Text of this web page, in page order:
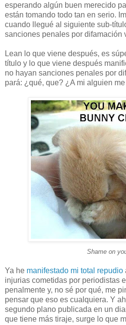
esperando algún buen merecido
están tomando todo tan en serio.
cuando llegué al siguiente sub-
sanciones penales por difamación
Lean lo que viene después, es
título y lo que viene después
no hayan sanciones penales por
pará: ¿qué, que? ¿A mi alguien
Shame on
Ya he manifestado mi total repudio
injurias cometidas por periodistas
penalmente y, no sé por qué, me
pensar que eso es cualquiera. Y
segundo plano publicada en un
que tiene más tiraje, surge lo que